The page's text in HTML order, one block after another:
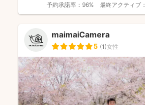
予約承諾率： 96% 最終アクティブ：
maimaiCamera
5 (1)女性